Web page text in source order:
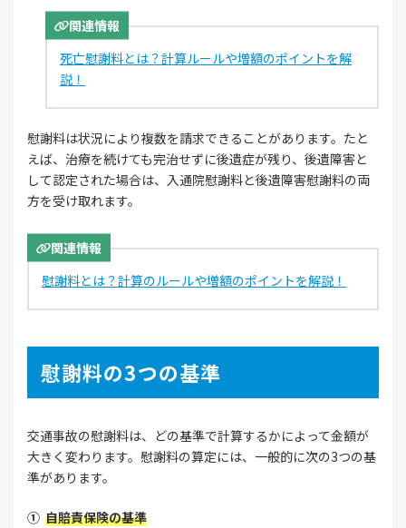
関連情報
死亡慰謝料とは？計算ルールや増額のポイントを解
説！
慰謝料は状況により複数を請求できることがあります。たと
えば、治療を続けても完治せずに後遺症が残り、後遺障害と
して認定された場合は、入通院慰謝料と後遺障害慰謝料の両
方を受け取れます。
関連情報
慰謝料とは？計算のルールや増額のポイントを解説！
慰謝料の3つの基準
交通事故の慰謝料は、どの基準で計算するかによって金額が
大きく変わります。慰謝料の算定には、一般的に次の3つの基
準があります。
自賠責保険の基準